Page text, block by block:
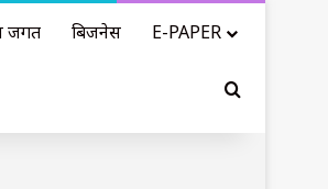
जगत बिजनेस E-PAPER
Search for